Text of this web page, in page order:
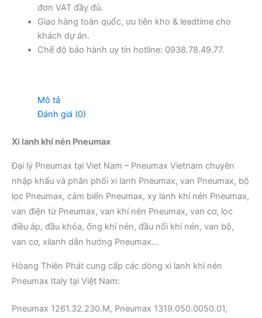
đơn VAT đầy đủ.
Giao hàng toàn quốc, ưu tiên kho & leadtime cho
khách dự án.
Chế độ bảo hành uy tín hotline: 0938.78.49.77.
Mô tả
Đánh giá (0)
Xi lanh khí nén Pneumax
Đại lý Pneumax tại Viet Nam – Pneumax Vietnam chuyên
nhập khẩu và phân phối xi lanh Pneumax, van Pneumax, bộ
lọc Pneumax, cảm biến Pneumax, xy lanh khí nén Pneumax,
van điện từ Pneumax, van khí nén Pneumax, van cơ, lọc
điều áp, đầu khóa, ống khí nén, đầu nối khí nén, van bộ,
van cơ, xilanh dẫn hướng Pneumax…
Hòang Thiên Phát cung cấp các dòng xi lanh khí nén
Pneumax Italy tại Việt Nam:
Pneumax 1261.32.230.M, Pneumax 1319.050.0050.01,